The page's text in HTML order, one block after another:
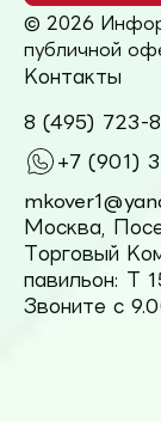
© 2026
публичной
Контакты
8 (495) 723-
+7 (901)
Москва,
Торговый
павильон: Т
Звоните с